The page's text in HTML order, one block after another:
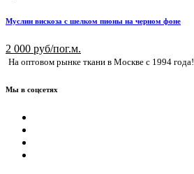
Муслин вискоза с шелком пионы на черном фоне
2 000 руб/пог.м.
На оптовом рынке ткани в Москве с 1994 года!
Мы в соцсетях